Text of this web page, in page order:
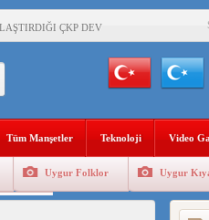
ÇKP DEVLET TERÖRÜ
İŞBİRLİĞİ YAPACAK
SOYKIRIMI BİR HAKİKATTIR!
BİR SOYKIRIMDIR!
Tüm Manşetler Teknoloji Video
Uygur Folklor Uygur